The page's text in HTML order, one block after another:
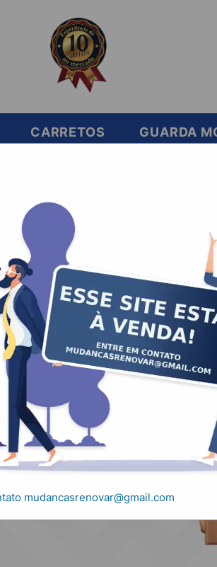
CARRETOS GUARDA
e
mudancasrenovar@gmail.com